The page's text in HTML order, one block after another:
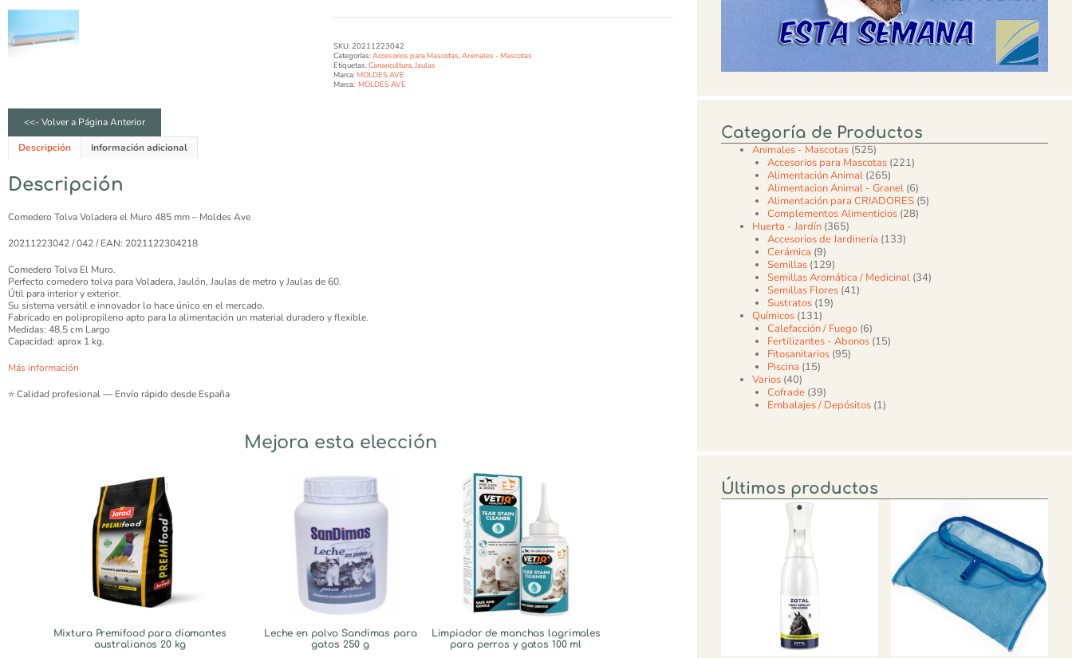
SKU:20211223042
Categorías:Accesorios para Mascotas,Animales - Mascotas
Etiquetas:Canaricultura,Jaulas
Marca:MOLDES AVE
Marca: MOLDES AVE
<<- Volver a Página Anterior
Descripción
Información adicional
Descripción
Comedero Tolva Voladera el Muro 485 mm – Moldes Ave
20211223042 / 042 / EAN: 2021122304218
Comedero Tolva El Muro.
Perfecto comedero tolva para Voladera, Jaulón, Jaulas de metro y Jaulas de 60.
Útil para interior y exterior.
Su sistema versátil e innovador lo hace único en el mercado.
Fabricado en polipropileno apto para la alimentación un material duradero y flexible.
Medidas: 48,5 cm Largo
Capacidad: aprox 1 kg.
Más información
⭐ Calidad profesional — Envío rápido desde España
Mejora esta elección
Mixtura Premifood para diamantes
australianos 20 kg
Leche en polvo Sandimas para
gatos 250 g
Limpiador de manchas lagrimales
para perros y gatos 100 ml
Categoría de Productos
Animales - Mascotas 525525 productos
Accesorios para Mascotas 221221 productos
Alimentación Animal 265265 productos
Alimentacion Animal - Granel 66 productos
Alimentación para CRIADORES 55 productos
Complementos Alimenticios 2828 productos
Huerta - Jardín 365365 productos
Accesorios de Jardinería 133133 productos
Cerámica 99 productos
Semillas 129129 productos
Semillas Aromática / Medicinal 3434 productos
Semillas Flores 4141 productos
Sustratos 1919 productos
Químicos 131131 productos
Calefacción / Fuego 66 productos
Fertilizantes - Abonos 1515 productos
Fitosanitarios 9595 productos
Piscina 1515 productos
Varios 4040 productos
Cofrade 3939 productos
Embalajes / Depósitos 11 producto
Últimos productos